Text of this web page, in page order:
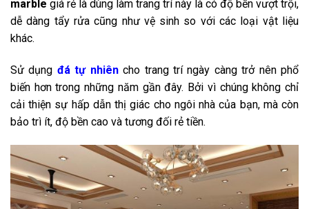
marble giá rẻ là dùng làm trang trí này là có độ bền vượt trội,
dễ dàng tẩy rửa cũng như vệ sinh so với các loại vật liệu
khác.
Sử dụng đá tự nhiêncho trang trí ngày càng trở nên phổ
biến hơn trong những năm gần đây. Bởi vì chúng không chỉ
cải thiện sự hấp dẫn thị giác cho ngôi nhà của bạn, mà còn
bảo trì ít, độ bền cao và tương đối rẻ tiền.